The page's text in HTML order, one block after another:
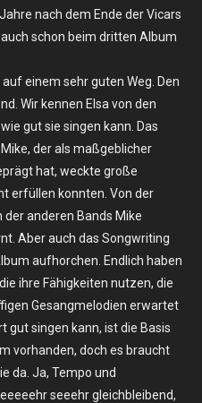
nach dem Ende der Vicars
schon beim dritten Album
einem sehr guten Weg. Den
Wir kennen Elsa von den
gut sie singen kann. Das
der als maßgeblicher
hat, weckte große
erfüllen konnten. Von der
der anderen Bands Mike
Aber auch das Songwriting
aufhorchen. Endlich haben
ihre Fähigkeiten nutzen, die
Gesangmelodien erwartet
gut singen kann, ist die Basis
vorhanden, doch es braucht
da. Ja, Tempo und
seeehr gleichbleibend,